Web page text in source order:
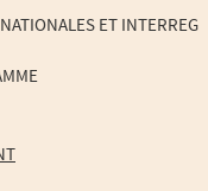
ET INTERREG